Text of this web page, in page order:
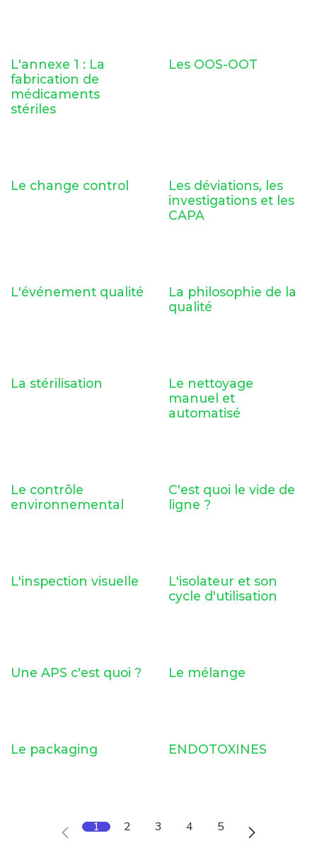
L'annexe 1 : La
fabrication de
médicaments
stériles
Les OOS-OOT
Le change control
Les déviations, les
investigations et les
CAPA
L'événement qualité
La philosophie de la
qualité
La stérilisation
Le nettoyage
manuel et
automatisé
Le contrôle
environnemental
C'est quoi le vide de
ligne ?
L'inspection visuelle
L'isolateur et son
cycle d'utilisation
Une APS c'est quoi ? Le mélange
Le packaging ENDOTOXINES
1 2 3 4 5